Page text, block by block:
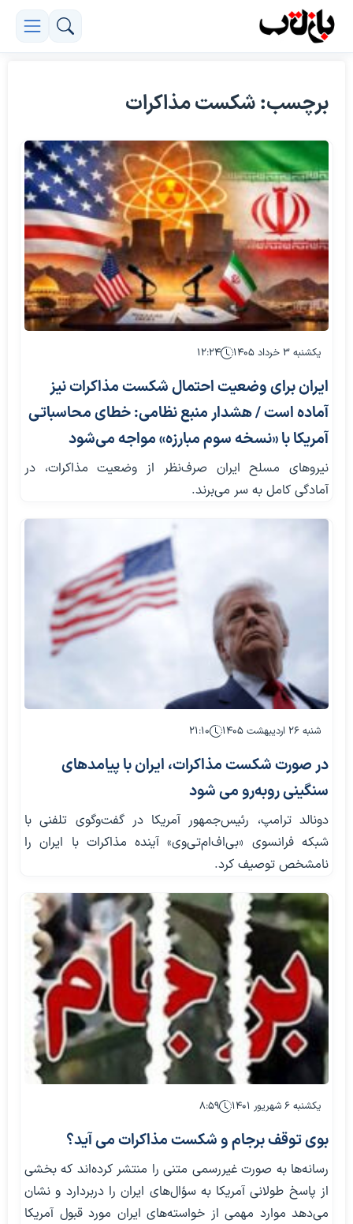
برچسب: شکست مذاکرات
یکشنبه ۳ خرداد ۱۴۰۵ ۱۲:۲۴
ایران برای وضعیت احتمال شکست مذاکرات نیز
آماده است / هشدار منبع نظامی: خطای محاسباتی
آمریکا با «نسخه سوم مبارزه» مواجه می‌شود
نیروهای مسلح ایران صرف‌نظر از وضعیت مذاکرات، در
آمادگی کامل به سر می‌برند.
شنبه ۲۶ اردیبهشت ۱۴۰۵ ۲۱:۱۰
در صورت شکست مذاکرات، ایران با پیامدهای
سنگینی روبه‌رو می شود
دونالد ترامپ، رئیس‌جمهور آمریکا در گفت‌وگوی تلفنی با
شبکه فرانسوی «بی‌اف‌ام‌تی‌وی» آینده مذاکرات با ایران را
نامشخص توصیف کرد.
یکشنبه ۶ شهریور ۱۴۰۱ ۸:۵۹
بوی توقف برجام و شکست مذاکرات می آید؟
رسانه‌ها به صورت غیررسمی متنی را منتشر کرده‌اند که بخشی
از پاسخ طولانی آمریکا به سؤال‌های ایران را دربردارد و نشان
می‌دهد موارد مهمی از خواسته‌های ایران مورد قبول آمریکا